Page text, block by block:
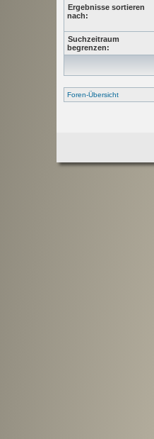
Ergebnisse sortieren
nach:
Suchzeitraum
begrenzen:
Foren-Übersicht